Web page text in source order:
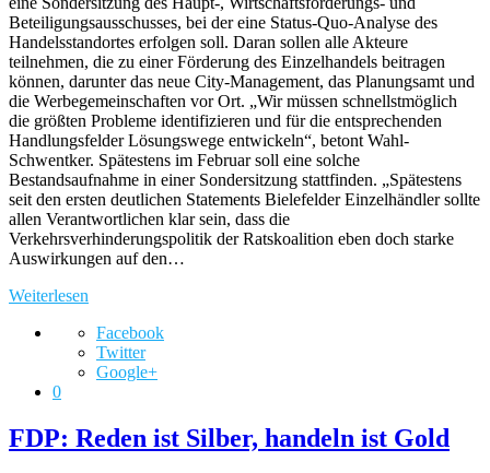
Beteiligungsausschusses, bei der eine Status-Quo-Analyse des
Handelsstandortes erfolgen soll. Daran sollen alle Akteure
teilnehmen, die zu einer Förderung des Einzelhandels beitragen
können, darunter das neue City-Management, das Planungsamt und
die Werbegemeinschaften vor Ort. „Wir müssen schnellstmöglich
die größten Probleme identifizieren und für die entsprechenden
Handlungsfelder Lösungswege entwickeln“, betont Wahl-
Schwentker. Spätestens im Februar soll eine solche
Bestandsaufnahme in einer Sondersitzung stattfinden. „Spätestens
seit den ersten deutlichen Statements Bielefelder Einzelhändler sollte
allen Verantwortlichen klar sein, dass die
Verkehrsverhinderungspolitik der Ratskoalition eben doch starke
Auswirkungen auf den…
Weiterlesen
Facebook
Twitter
Google+
0
FDP: Reden ist Silber, handeln ist Gold